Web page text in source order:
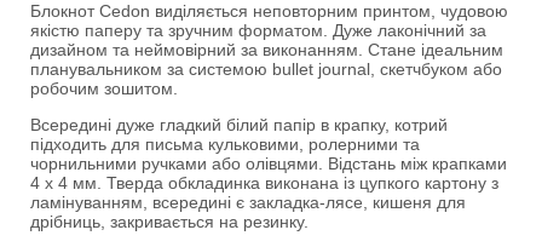
Блокнот Cedon виділяється неповторним принтом, чудовою
якістю паперу та зручним форматом. Дуже лаконічний за
дизайном та неймовірний за виконанням. Стане ідеальним
планувальником за системою bullet journal, скетчбуком або
робочим зошитом.
Всередині дуже гладкий білий папір в крапку, котрий
підходить для письма кульковими, ролерними та
чорнильними ручками або олівцями. Відстань між крапками
4 х 4 мм. Тверда обкладинка виконана із цупкого картону з
ламінуванням, всередині є закладка-лясе, кишеня для
дрібниць, закривається на резинку.